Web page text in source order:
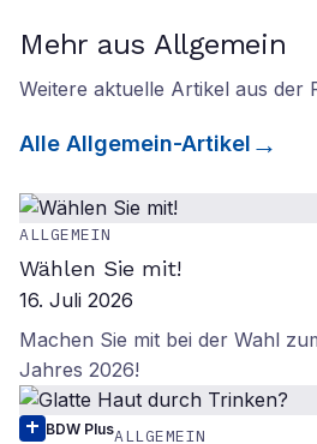
Mehr aus Allgemein
Weitere aktuelle Artikel aus der
Alle Allgemein-Artikel
ALLGEMEIN
Wählen Sie mit!
16. Juli 2026
Machen Sie mit bei der Wahl
Jahres 2026!
BDW PlusALLGEMEIN